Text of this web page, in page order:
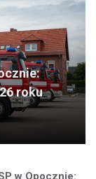
roku
w Opocznie: